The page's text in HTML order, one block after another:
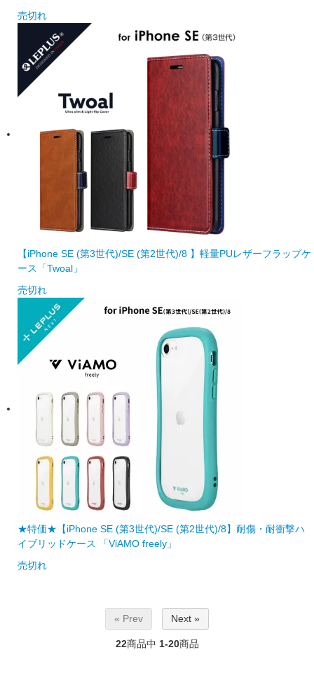
売切れ
【iPhone SE (第3世代)/SE (第2世代)/8 】軽量PUレザーフラップケ
ース「Twoal」
売切れ
★特価★【iPhone SE (第3世代)/SE (第2世代)/8】耐傷・耐衝撃ハ
イブリッドケース 「ViAMO freely」
売切れ
« Prev Next »
22商品中 1-20商品